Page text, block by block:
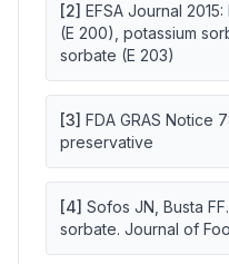
[2] EFSA Journal
(E 200), potassium
sorbate (E 203)
[3] FDA GRAS Notice
preservative
[4] Sofos JN, Busta
sorbate. Journal of